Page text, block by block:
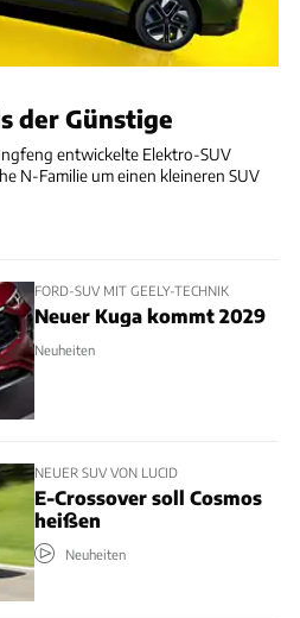
der Günstige
entwickelte Elektro-SUV
N-Familie um einen kleineren SUV
FORD-SUV MIT GEELY-TECHNIK
Neuer Kuga kommt 2029
Neuheiten
NEUER SUV VON LUCID
E-Crossover soll Cosmos
heißen
Neuheiten